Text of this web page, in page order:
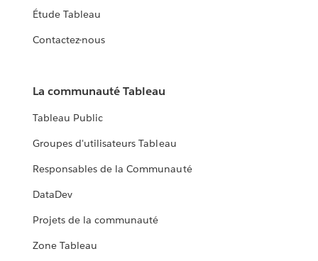
Étude Tableau
Contactez-nous
La communauté Tableau
Tableau Public
Groupes d'utilisateurs Tableau
Responsables de la Communauté
DataDev
Projets de la communauté
Zone Tableau